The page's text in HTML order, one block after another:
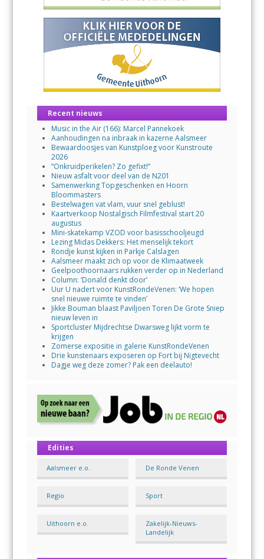
Recent nieuws
Music in the Air (166): Marcel Pannekoek
Aanhoudingen na inbraak in kazerne Aalsmeer
Bewaardoosjes van Kunstploeg voor Kunstroute
2026
“Onkruidperikelen? Zo gefixt!”
Nieuw asfalt voor deel van de N201
Samenwerking Topgeschenken en Hoorn
Bloommasters
Bestelwagen vat vlam, vuur snel geblust!
Kaartverkoop Nostalgisch Filmfestival start 20
augustus
Mini-skatekamp VZOD voor basisschooljeugd
Lezing Midas Dekkers: Het menselijk tekort
Rondje kunst kijken in Parkje Calslagen
Aalsmeer maakt zich op voor de Klimaatweek
Geelpoothoornaars rukken verder op in Nederland
Column: ‘Donald denkt door’
Uur U nadert voor KunstRondeVenen: ‘We hopen
snel nieuwe ruimte te vinden’
Jikke Bouman blaast Paviljoen Toren De Grote Sniep
nieuw leven in
Sportcluster Mijdrechtse Dwarsweg lijkt vorm te
krijgen
Zomerse expositie in galerie KunstRondeVenen
Drie kunstenaars exposeren op Fort bij Nigtevecht
Dagje weg deze zomer? Pak een deelauto!
Edities
Aalsmeer e.o. De Ronde Venen
Regio Sport
Uithoorn e.o.
Zakelijk-Nieuws-
Landelijk